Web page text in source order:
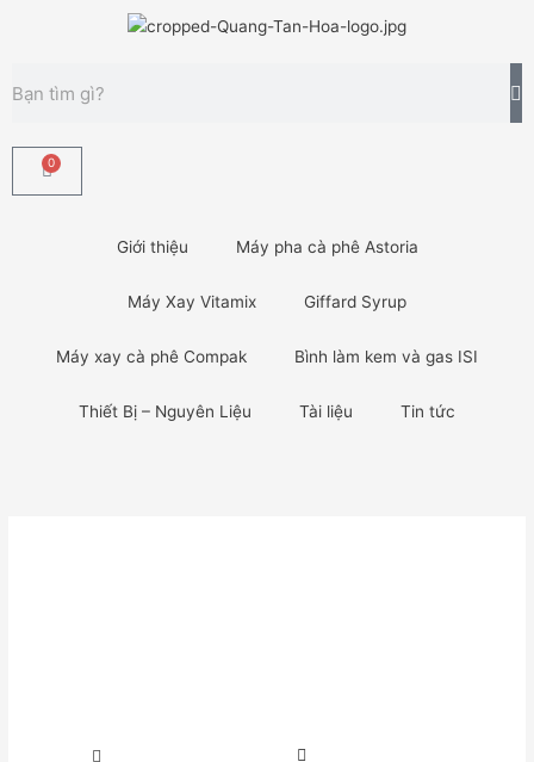
dung
kiếm
0
Cart
Giới thiệu Máy pha cà phê Astoria
Máy Xay Vitamix Giffard Syrup
Máy xay cà phê Compak Bình làm kem và gas ISI
Thiết Bị – Nguyên Liệu Tài liệu Tin tức